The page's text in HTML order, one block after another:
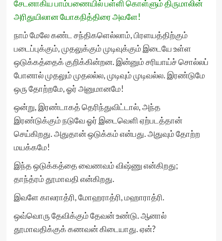
சேடனாகிய பாம்பணையில் பள்ளி கொள்ளும் திருமாலின்
அரிதுயிலான யோகநித்திரை அவளே!
நாம் மேலே கண்ட சந்திகளெல்லாம், பிரளயத்திற்கும்
படைப்புக்கும், முதலுக்கும் முடிவுக்கும் இடையே உள்ள
ஒடுக்கத்தைக் குறிக்கின்றன. இன்னும் சரியாய்ச் சொல்லப்
போனால் முதலும் முதலல்ல, முடிவும் முடிவல்ல. இரண்டுமே
ஒரு தோற்றமே, ஓர் அனுமானமே!
ஒன்று, இரண்டாகத் தெரிந்துவிட்டால், அந்த
இரண்டுக்கும் நடுவே ஓர் இடைவெளி ஏற்படத்தான்
செய்கிறது. அதுதான் ஒடுக்கம் என்பது. அதுவும் தோற்ற
மயக்கமே!
இந்த ஒடுக்கத்தை வைணவம் விஷ்ணு என்கிறது;
தாந்த்ரம் தூமாவதி என்கிறது.
இவளே காலராத்ரி, மோஹராத்ரி, மஹாராத்ரி.
ஒவ்வொரு தேவிக்கும் தேவன் உண்டு. ஆனால்
தூமாவதிக்குக் கணவன் கிடையாது. ஏன்?